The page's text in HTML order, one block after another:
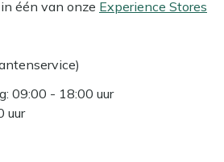
één van onze Experience Stores
09:00 - 18:00 uur
uur